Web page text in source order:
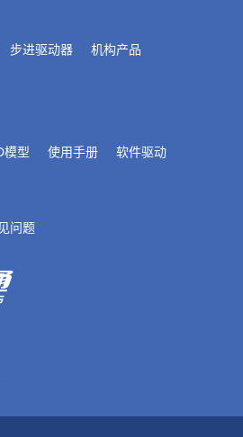
步进驱动器
机构产品
模型 使用手册 软件驱动
问题